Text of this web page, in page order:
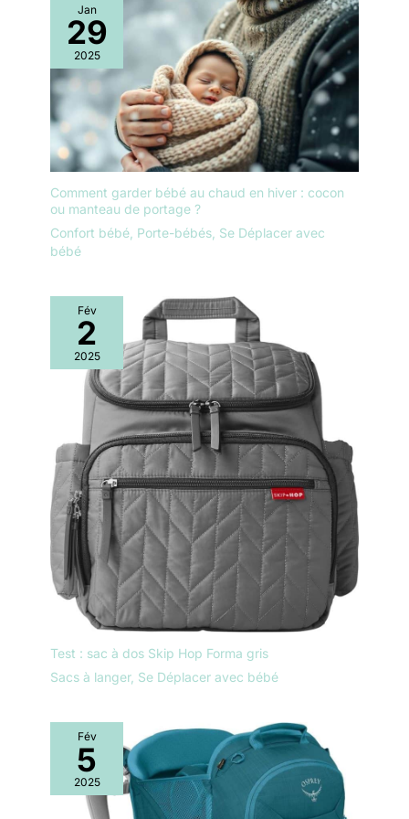
votre enfant contre les
conditions
météorologiques
défavorables.
PRATIQUE: La
poussette pour bébé
est livrée avec un
ensemble d'accessoires
utiles. La barrière, et le
repose-pieds de la
poussette sont
recouverts de cuir
d'un coussin pour les
pieds, d'une poignée
ergonomique et d'un
insert pour bébé.
les essentiels de votre bébé,
une housse de pluie, un couvre-
jambes et des adaptateurs pour
siège-auto - tous utiles pour la
route
Jan
29
2025
Comment garder bébé au chaud en hiver : cocon
ou manteau de portage ?
Confort bébé Porte-bébés Se Déplacer avec
bébé
Fév
2
2025
Test : sac à dos Skip Hop Forma gris
Sacs à langer, Se Déplacer avec bébé
Fév
5
2025